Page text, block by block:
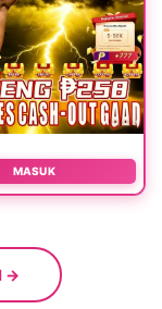
MASUK
→